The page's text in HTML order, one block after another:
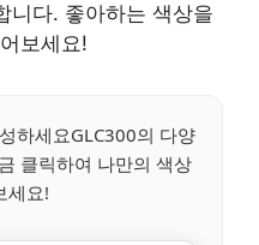
니다. 좋아하는 색상을
보세요!
하세요GLC300의 다양
클릭하여 나만의 색상
세요!